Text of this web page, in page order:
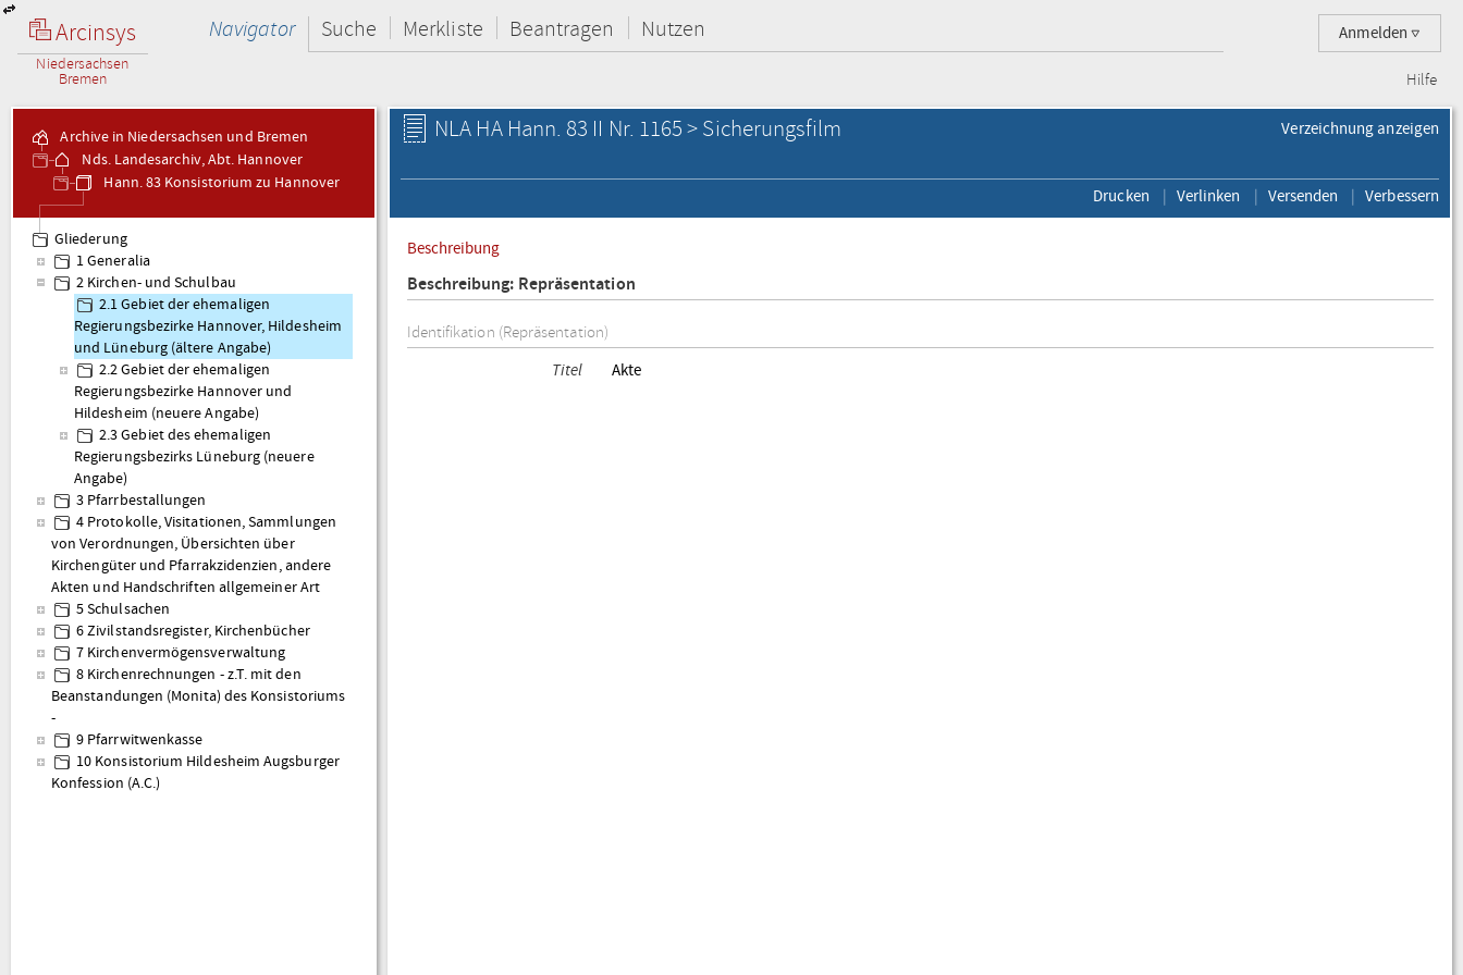
Arcinsys
Niedersachsen
Bremen
Anmelden
Navigator Suche Merkliste Beantragen Nutzen
Hilfe
Archive in Niedersachsen und Bremen
Nds. Landesarchiv, Abt. Hannover
Hann. 83 Konsistorium zu Hannover
Gliederung
1 Generalia
2 Kirchen- und Schulbau
2.1 Gebiet der ehemaligen
Regierungsbezirke Hannover, Hildesheim
und Lüneburg (ältere Angabe)
2.2 Gebiet der ehemaligen
Regierungsbezirke Hannover und
Hildesheim (neuere Angabe)
2.3 Gebiet des ehemaligen
Regierungsbezirks Lüneburg (neuere
Angabe)
3 Pfarrbestallungen
4 Protokolle, Visitationen, Sammlungen
von Verordnungen, Übersichten über
Kirchengüter und Pfarrakzidenzien, andere
Akten und Handschriften allgemeiner Art
5 Schulsachen
6 Zivilstandsregister, Kirchenbücher
7 Kirchenvermögensverwaltung
8 Kirchenrechnungen - z.T. mit den
Beanstandungen (Monita) des Konsistoriums
-
9 Pfarrwitwenkasse
10 Konsistorium Hildesheim Augsburger
Konfession (A.C.)
Verzeichnung anzeigen
NLA HA Hann. 83 II Nr. 1165 > Sicherungsfilm
Drucken Verlinken Versenden Verbessern
Beschreibung
Beschreibung: Repräsentation
Identifikation (Repräsentation)
Titel Akte